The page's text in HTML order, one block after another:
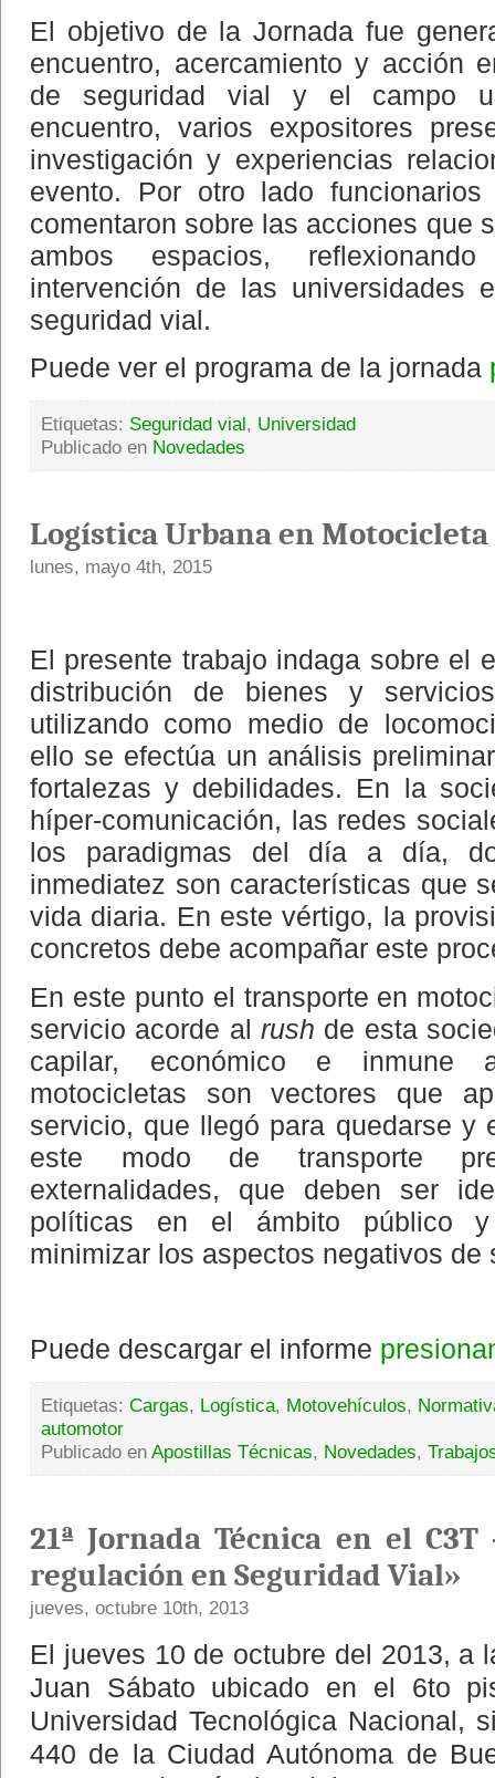
El objetivo de la Jornada fue
encuentro, acercamiento y acción
de seguridad vial y el campo
encuentro, varios expositores
investigación y experiencias
evento. Por otro lado
comentaron sobre las acciones que
ambos espacios,
intervención de las universidades
seguridad vial.
Puede ver el programa de la jornada
Etiquetas: Seguridad vial, Universidad
Publicado en Novedades
Logística Urbana en Motocicleta
lunes, mayo 4th, 2015
El presente trabajo indaga sobre el
distribución de bienes y
utilizando como medio de
ello se efectúa un análisis
fortalezas y debilidades. En la
híper-comunicación, las redes
los paradigmas del día a día,
inmediatez son características que
vida diaria. En este vértigo, la
concretos debe acompañar este
En este punto el transporte en
servicio acorde al rush de esta
capilar, económico e inmune
motocicletas son vectores que
servicio, que llegó para quedarse y
este modo de transporte
externalidades, que deben ser
políticas en el ámbito público
minimizar los aspectos negativos de
Puede descargar el informe
Etiquetas: Cargas, Logística, Motovehículos,
automotor
Publicado en Apostillas Técnicas, Novedades,
21ª Jornada Técnica en el
regulación en Seguridad Vial»
jueves, octubre 10th, 2013
El jueves 10 de octubre del 2013, a
Juan Sábato ubicado en el 6to
Universidad Tecnológica Nacional,
440 de la Ciudad Autónoma de